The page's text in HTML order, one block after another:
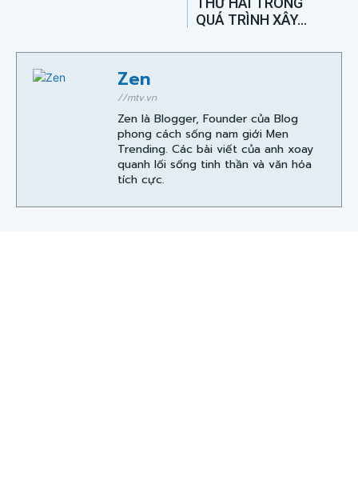
QUÁ TRÌNH XÂY...
Zen
//mtv.vn
Zen là Blogger, Founder của Blog
phong cách sống nam giới Men
Trending. Các bài viết của anh xoay
quanh lối sống tinh thần và văn hóa
tích cực.